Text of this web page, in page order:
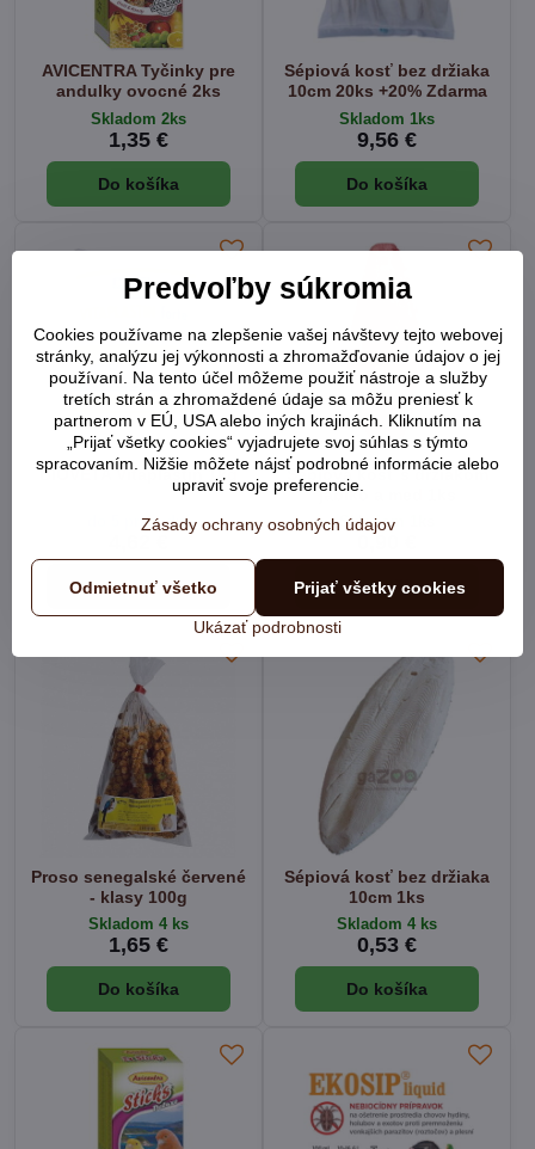
AVICENTRA Tyčinky pre
andulky ovocné 2ks
Skladom 2ks
1,35 €
Do košíka
Sépiová kosť bez držiaka
10cm 20ks +20% Zdarma
Skladom 1ks
9,56 €
Do košíka
BIOVETA Vitaplastin 1kg
do 5 prac. dní
Zobraziť
Sépiová kosť s držiakom
jablko a med 1ks
Skladom 1ks
0,90 €
Do košíka
Proso senegalské červené
- klasy 100g
Skladom 4 ks
1,65 €
Do košíka
Sépiová kosť bez držiaka
10cm 1ks
Skladom 4 ks
0,53 €
Do košíka
Predvoľby súkromia
Cookies používame na zlepšenie vašej návštevy tejto webovej
stránky, analýzu jej výkonnosti a zhromažďovanie údajov o jej
používaní. Na tento účel môžeme použiť nástroje a služby
tretích strán a zhromaždené údaje sa môžu preniesť k
partnerom v EÚ, USA alebo iných krajinách. Kliknutím na
„Prijať všetky cookies“ vyjadrujete svoj súhlas s týmto
spracovaním. Nižšie môžete nájsť podrobné informácie alebo
upraviť svoje preferencie.
Zásady ochrany osobných údajov
Ukázať podrobnosti
Prijať všetky cookies
Odmietnuť všetko